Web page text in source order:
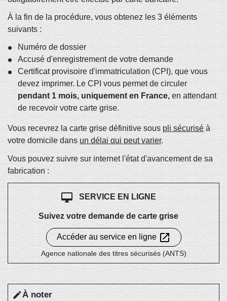
À la fin de la procédure, vous obtenez les 3 éléments
suivants :
Numéro de dossier
Accusé d'enregistrement de votre demande
Certificat provisoire d'immatriculation (CPI), que vous
devez imprimer. Le CPI vous permet de circuler
pendant 1 mois, uniquement en France, en attendant
de recevoir votre carte grise.
Vous recevrez la carte grise définitive sous pli sécurisé à
votre domicile dans un délai qui peut varier.
Vous pouvez suivre sur internet l'état d'avancement de sa
fabrication :
desktop_mac SERVICE EN LIGNE
Suivez votre demande de carte grise
Accéder au service en ligne open_in_new
Agence nationale des titres sécurisés (ANTS)
editÀ noter